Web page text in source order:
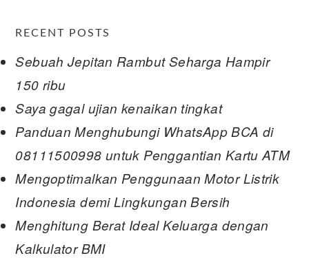
RECENT POSTS
Sebuah Jepitan Rambut Seharga Hampir
150 ribu
Saya gagal ujian kenaikan tingkat
Panduan Menghubungi WhatsApp BCA di
08111500998 untuk Penggantian Kartu ATM
Mengoptimalkan Penggunaan Motor Listrik
Indonesia demi Lingkungan Bersih
Menghitung Berat Ideal Keluarga dengan
Kalkulator BMI